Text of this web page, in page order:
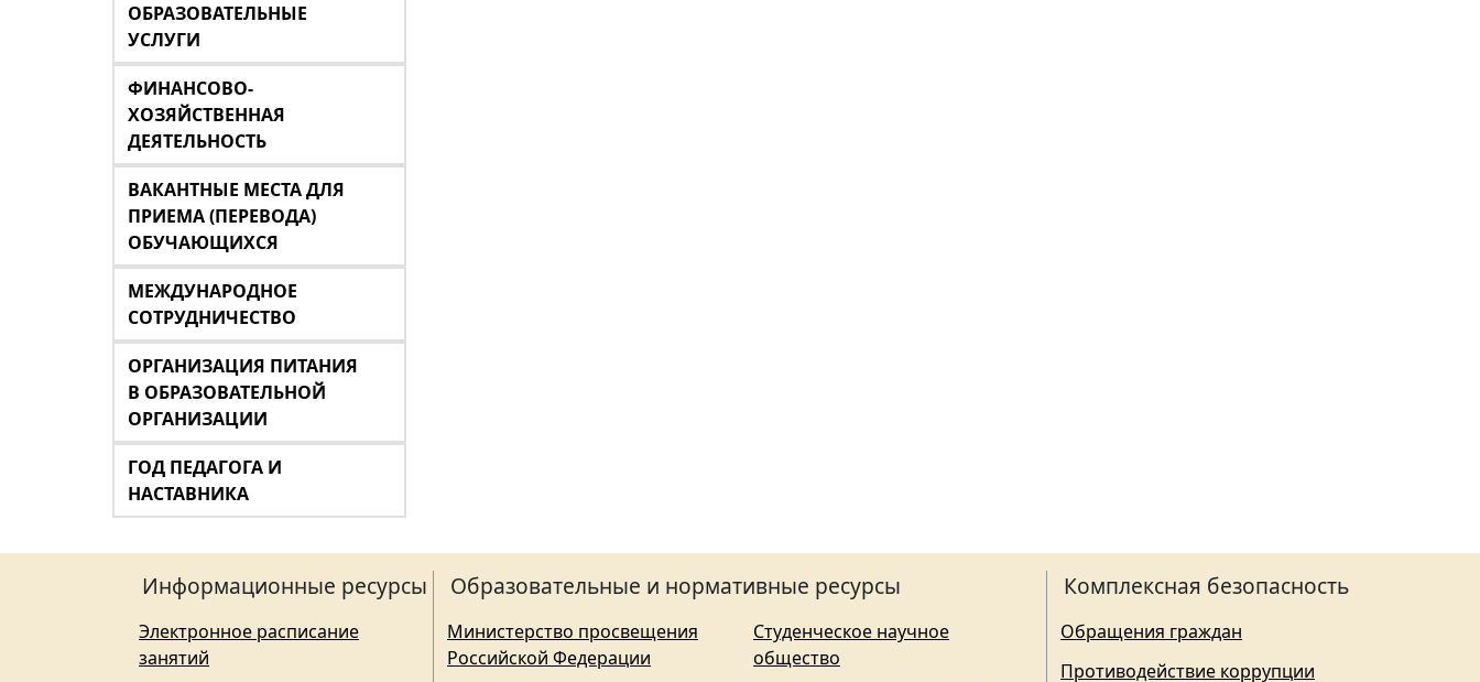
ОБРАЗОВАТЕЛЬНЫЕ
УСЛУГИ
ФИНАНСОВО-
ХОЗЯЙСТВЕННАЯ
ДЕЯТЕЛЬНОСТЬ
ВАКАНТНЫЕ МЕСТА ДЛЯ
ПРИЕМА (ПЕРЕВОДА)
ОБУЧАЮЩИХСЯ
МЕЖДУНАРОДНОЕ
СОТРУДНИЧЕСТВО
ОРГАНИЗАЦИЯ ПИТАНИЯ
В ОБРАЗОВАТЕЛЬНОЙ
ОРГАНИЗАЦИИ
ГОД ПЕДАГОГА И
НАСТАВНИКА
Информационные ресурсы
Электронное расписание
занятий
Образовательные и нормативные ресурсы
Министерство просвещения
Российской Федерации
Студенческое научное
общество
Комплексная безопасность
Обращения граждан
Противодействие коррупции